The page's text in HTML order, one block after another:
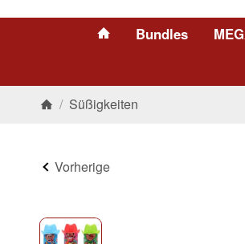
#custom.linkHome#
Bundles
/ Süßigkeiten
Vorherige